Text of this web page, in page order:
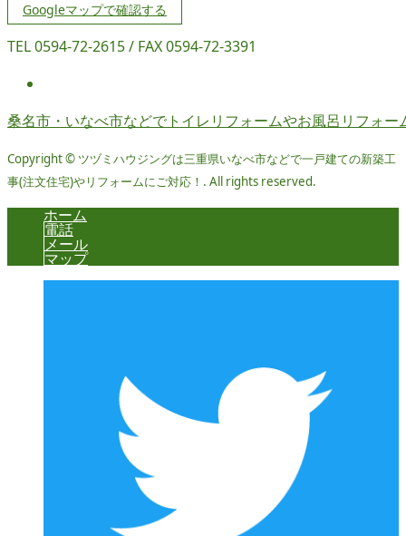
Googleマップで確認する
TEL 0594-72-2615 / FAX 0594-72-3391
桑名市・いなべ市などでトイレリフォームやお風呂リフォ
Copyright © ツヅミハウジングは三重県いなべ市などで一戸建ての新築工
事(注文住宅)やリフォームにご対応！. All rights reserved.
ホーム
電話
メール
マップ